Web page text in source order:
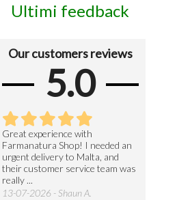
Ultimi feedback
Our customers reviews
5.0
Great experience with
Farmanatura Shop! I needed an
urgent delivery to Malta, and
their customer service team was
really ...
13-07-2026 - Shaun A.